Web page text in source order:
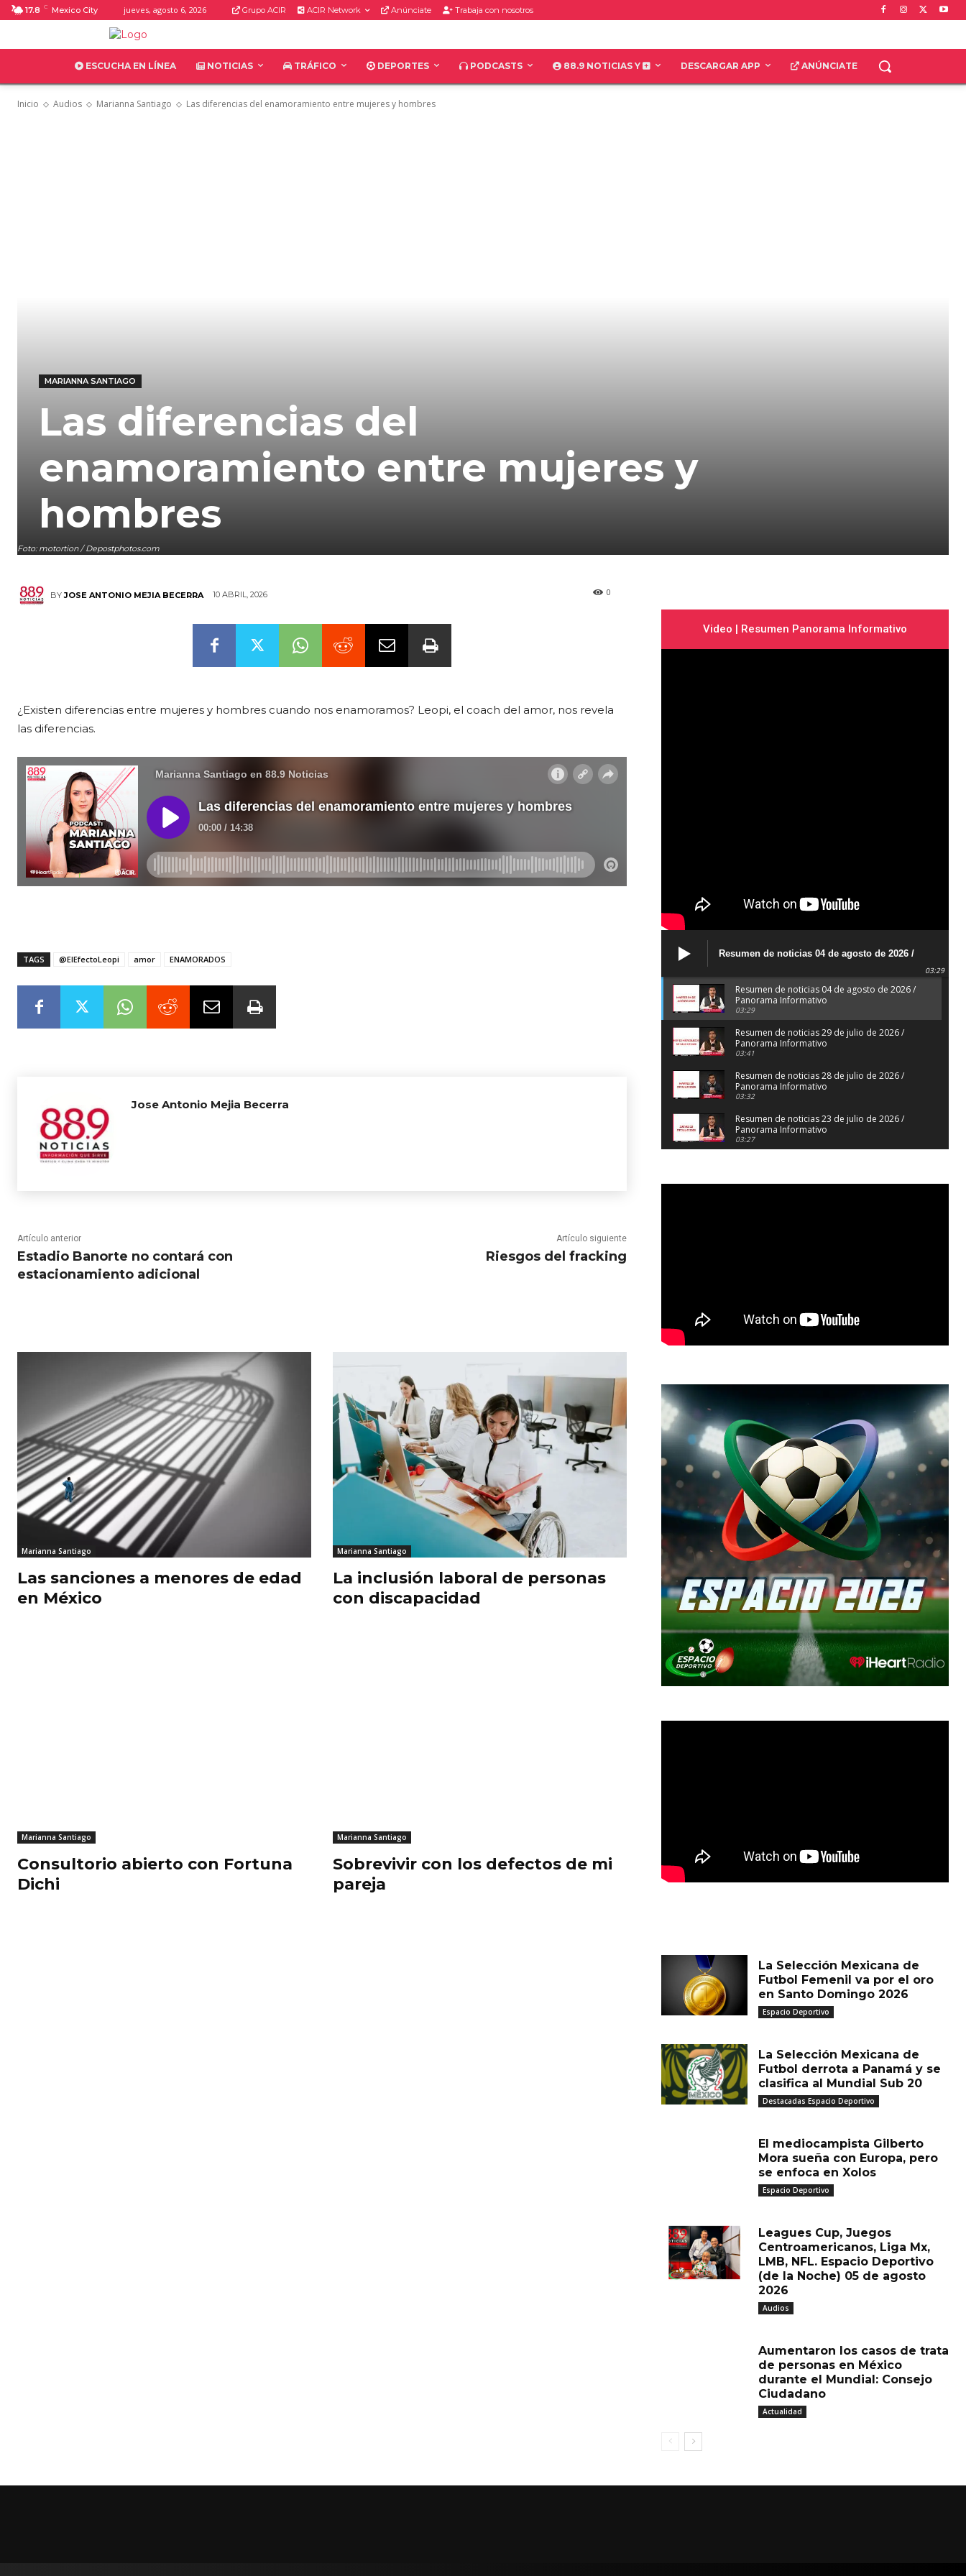
17.8 C Mexico City jueves, agosto 6, 2026 Grupo ACIR ACIR Network Anúnciate Trabaja con nosotros
ESCUCHA EN LÍNEA NOTICIAS TRÁFICO DEPORTES PODCASTS 88.9 NOTICIAS Y DESCARGAR APP ANÚNCIATE
Inicio Audios Marianna Santiago Las diferencias del enamoramiento entre mujeres y hombres
Foto: motortion / Depostphotos.com
MARIANNA SANTIAGO
Las diferencias del
enamoramiento entre mujeres y
hombres
BY JOSE ANTONIO MEJIA BECERRA 10 ABRIL, 2026 0
¿Existen diferencias entre mujeres y hombres cuando nos enamoramos? Leopi, el coach del amor, nos revela
las diferencias.
TAGS @ElEfectoLeopi amor ENAMORADOS
Jose Antonio Mejia Becerra
Artículo anterior
Estadio Banorte no contará con
estacionamiento adicional
Artículo siguiente
Riesgos del fracking
Marianna Santiago
Las sanciones a menores de edad
en México
Marianna Santiago
La inclusión laboral de personas
con discapacidad
Marianna Santiago
Consultorio abierto con Fortuna
Dichi
Marianna Santiago
Sobrevivir con los defectos de mi
pareja
Video | Resumen Panorama Informativo
Resumen de noticias 04 de agosto de 2026 /
03:29
Resumen de noticias 04 de agosto de 2026 /
Panorama Informativo
03:29
Resumen de noticias 29 de julio de 2026 /
Panorama Informativo
03:41
Resumen de noticias 28 de julio de 2026 /
Panorama Informativo
03:32
Resumen de noticias 23 de julio de 2026 /
Panorama Informativo
03:27
04:18
La Selección Mexicana de
Futbol Femenil va por el oro
en Santo Domingo 2026
Espacio Deportivo
La Selección Mexicana de
Futbol derrota a Panamá y se
clasifica al Mundial Sub 20
Destacadas Espacio Deportivo
El mediocampista Gilberto
Mora sueña con Europa, pero
se enfoca en Xolos
Espacio Deportivo
Leagues Cup, Juegos
Centroamericanos, Liga Mx,
LMB, NFL. Espacio Deportivo
(de la Noche) 05 de agosto
2026
Audios
Aumentaron los casos de trata
de personas en México
durante el Mundial: Consejo
Ciudadano
Actualidad